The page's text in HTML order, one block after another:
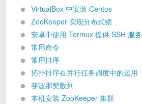
VirtualBox 中安装 Centos
ZooKeeper 实现分布式锁
安卓中使用 Termux 提供 SSH 服务
常用命令
常用排序
拓扑排序在并行任务调度中的运用
斐波那契数列
本机安装 ZooKeeper 集群